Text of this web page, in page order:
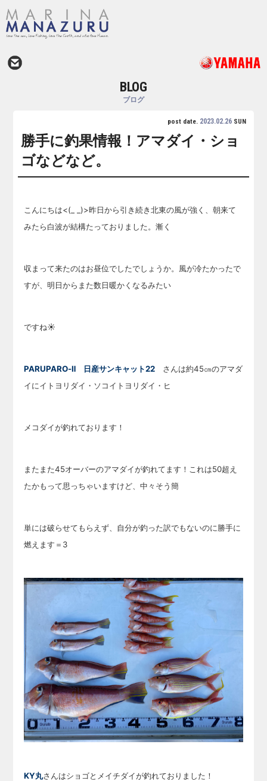
BLOG
ブログ
post date. 2023.02.26SUN
勝手に釣果情報！アマダイ・ショ
ゴなどなど。
こんにちは<(_ _)>昨日から引き続き北東の風が強く、朝来て
みたら白波が結構たっておりました。漸く
収まって来たのはお昼位でしたでしょうか。風が冷たかったで
すが、明日からまた数日暖かくなるみたい
ですね☀
PARUPARO-Ⅱ 日産サンキャット22 さんは約45㎝のアマダ
イにイトヨリダイ・ソコイトヨリダイ・ヒ
メコダイが釣れております！
またまた45オーバーのアマダイが釣れてます！これは50超え
たかもって思っちゃいますけど、中々 そう簡
単には破らせてもらえず、自分が釣った訳でもないのに勝手に
燃えます＝3
KY丸さんはショゴとメイチダイが釣れておりました！